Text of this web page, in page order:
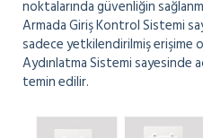
noktalarında güvenliğin
Armada Giriş Kontrol Sistemi
sadece yetkilendirilmiş erişime
Aydınlatma Sistemi sayesinde
temin edilir.